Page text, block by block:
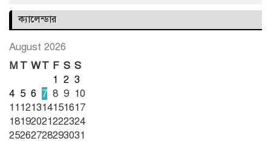
ক্যালেন্ডার
August 2026
M T WT F S S
1 2 3
4 5 6 7 8 9 10
11121314151617
18192021222324
25262728293031